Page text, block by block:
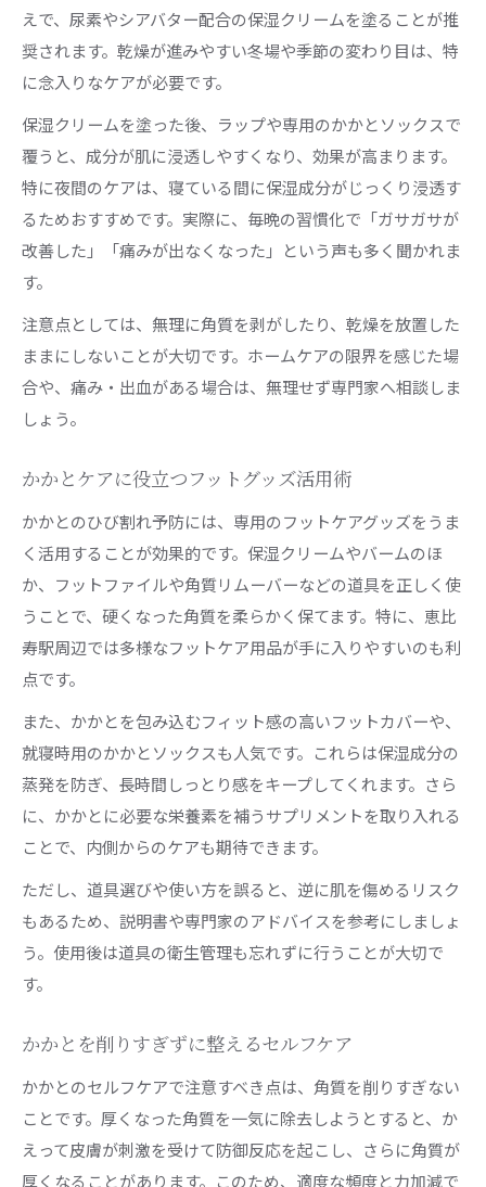
えで、尿素やシアバター配合の保湿クリームを塗ることが推
奨されます。乾燥が進みやすい冬場や季節の変わり目は、特
に念入りなケアが必要です。
保湿クリームを塗った後、ラップや専用のかかとソックスで
覆うと、成分が肌に浸透しやすくなり、効果が高まります。
特に夜間のケアは、寝ている間に保湿成分がじっくり浸透す
るためおすすめです。実際に、毎晩の習慣化で「ガサガサが
改善した」「痛みが出なくなった」という声も多く聞かれま
す。
注意点としては、無理に角質を剥がしたり、乾燥を放置した
ままにしないことが大切です。ホームケアの限界を感じた場
合や、痛み・出血がある場合は、無理せず専門家へ相談しま
しょう。
かかとケアに役立つフットグッズ活用術
かかとのひび割れ予防には、専用のフットケアグッズをうま
く活用することが効果的です。保湿クリームやバームのほ
か、フットファイルや角質リムーバーなどの道具を正しく使
うことで、硬くなった角質を柔らかく保てます。特に、恵比
寿駅周辺では多様なフットケア用品が手に入りやすいのも利
点です。
また、かかとを包み込むフィット感の高いフットカバーや、
就寝時用のかかとソックスも人気です。これらは保湿成分の
蒸発を防ぎ、長時間しっとり感をキープしてくれます。さら
に、かかとに必要な栄養素を補うサプリメントを取り入れる
ことで、内側からのケアも期待できます。
ただし、道具選びや使い方を誤ると、逆に肌を傷めるリスク
もあるため、説明書や専門家のアドバイスを参考にしましょ
う。使用後は道具の衛生管理も忘れずに行うことが大切で
す。
かかとを削りすぎずに整えるセルフケア
かかとのセルフケアで注意すべき点は、角質を削りすぎない
ことです。厚くなった角質を一気に除去しようとすると、か
えって皮膚が刺激を受けて防御反応を起こし、さらに角質が
厚くなることがあります。このため、適度な頻度と力加減で